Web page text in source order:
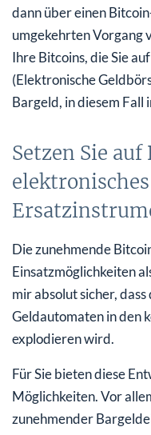
dann über einen
umgekehrten Vorgang
Ihre Bitcoins, die Sie
(Elektronische
Bargeld, in diesem Fall
Setzen Sie
Die zunehmende
Einsatzmöglichkeiten
mir absolut sicher,
Geldautomaten in den
explodieren wird.
Für Sie bieten diese
Möglichkeiten. Vor
zunehmender